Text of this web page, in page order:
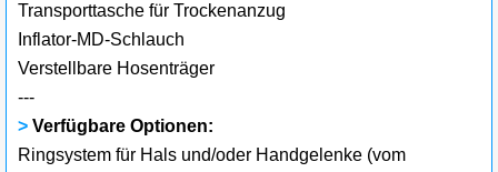
Transporttasche für Trockenanzug
Inflator-MD-Schlauch
Verstellbare Hosenträger
---
> Verfügbare Optionen:
Ringsystem für Hals und/oder Handgelenke (vom